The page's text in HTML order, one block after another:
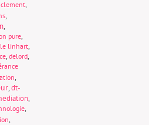
clement,
,
,
pure,
linhart,
, delord,
,
,dt-
,
,
,